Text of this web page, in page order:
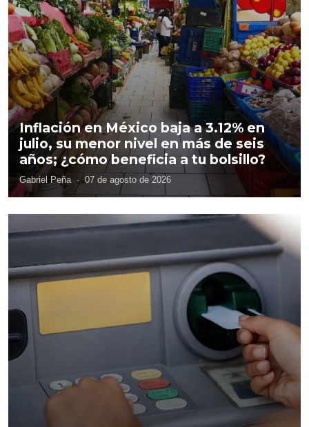
Inflación en México baja a 3.12% en
julio, su menor nivel en más de seis
años; ¿cómo beneficia a tu bolsillo?
Gabriel Peña · 07 de agosto de 2026